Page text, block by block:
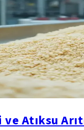
Atıksu